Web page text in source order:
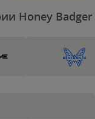
Honey Badger